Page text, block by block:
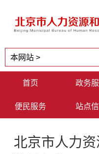
首页 政务
便民服务 站点
北京市人力